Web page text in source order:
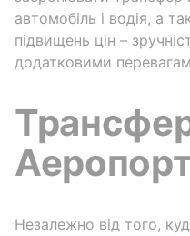
автомобіль і водія, а
підвищень цін –
додатковими
Незалежно від того,